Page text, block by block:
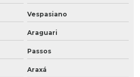
Vespasiano
Araguari
Passos
Araxá